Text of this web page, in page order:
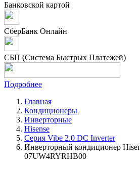
Банковской картой
СберБанк Онлайн
СБП (Система Быстрых Платежей)
Подробнее
Главная
Кондиционеры
Инверторные
Hisense
Серия Vibe 2.0 DC Inverter
Инверторный кондиционер
07UW4RYRHB00